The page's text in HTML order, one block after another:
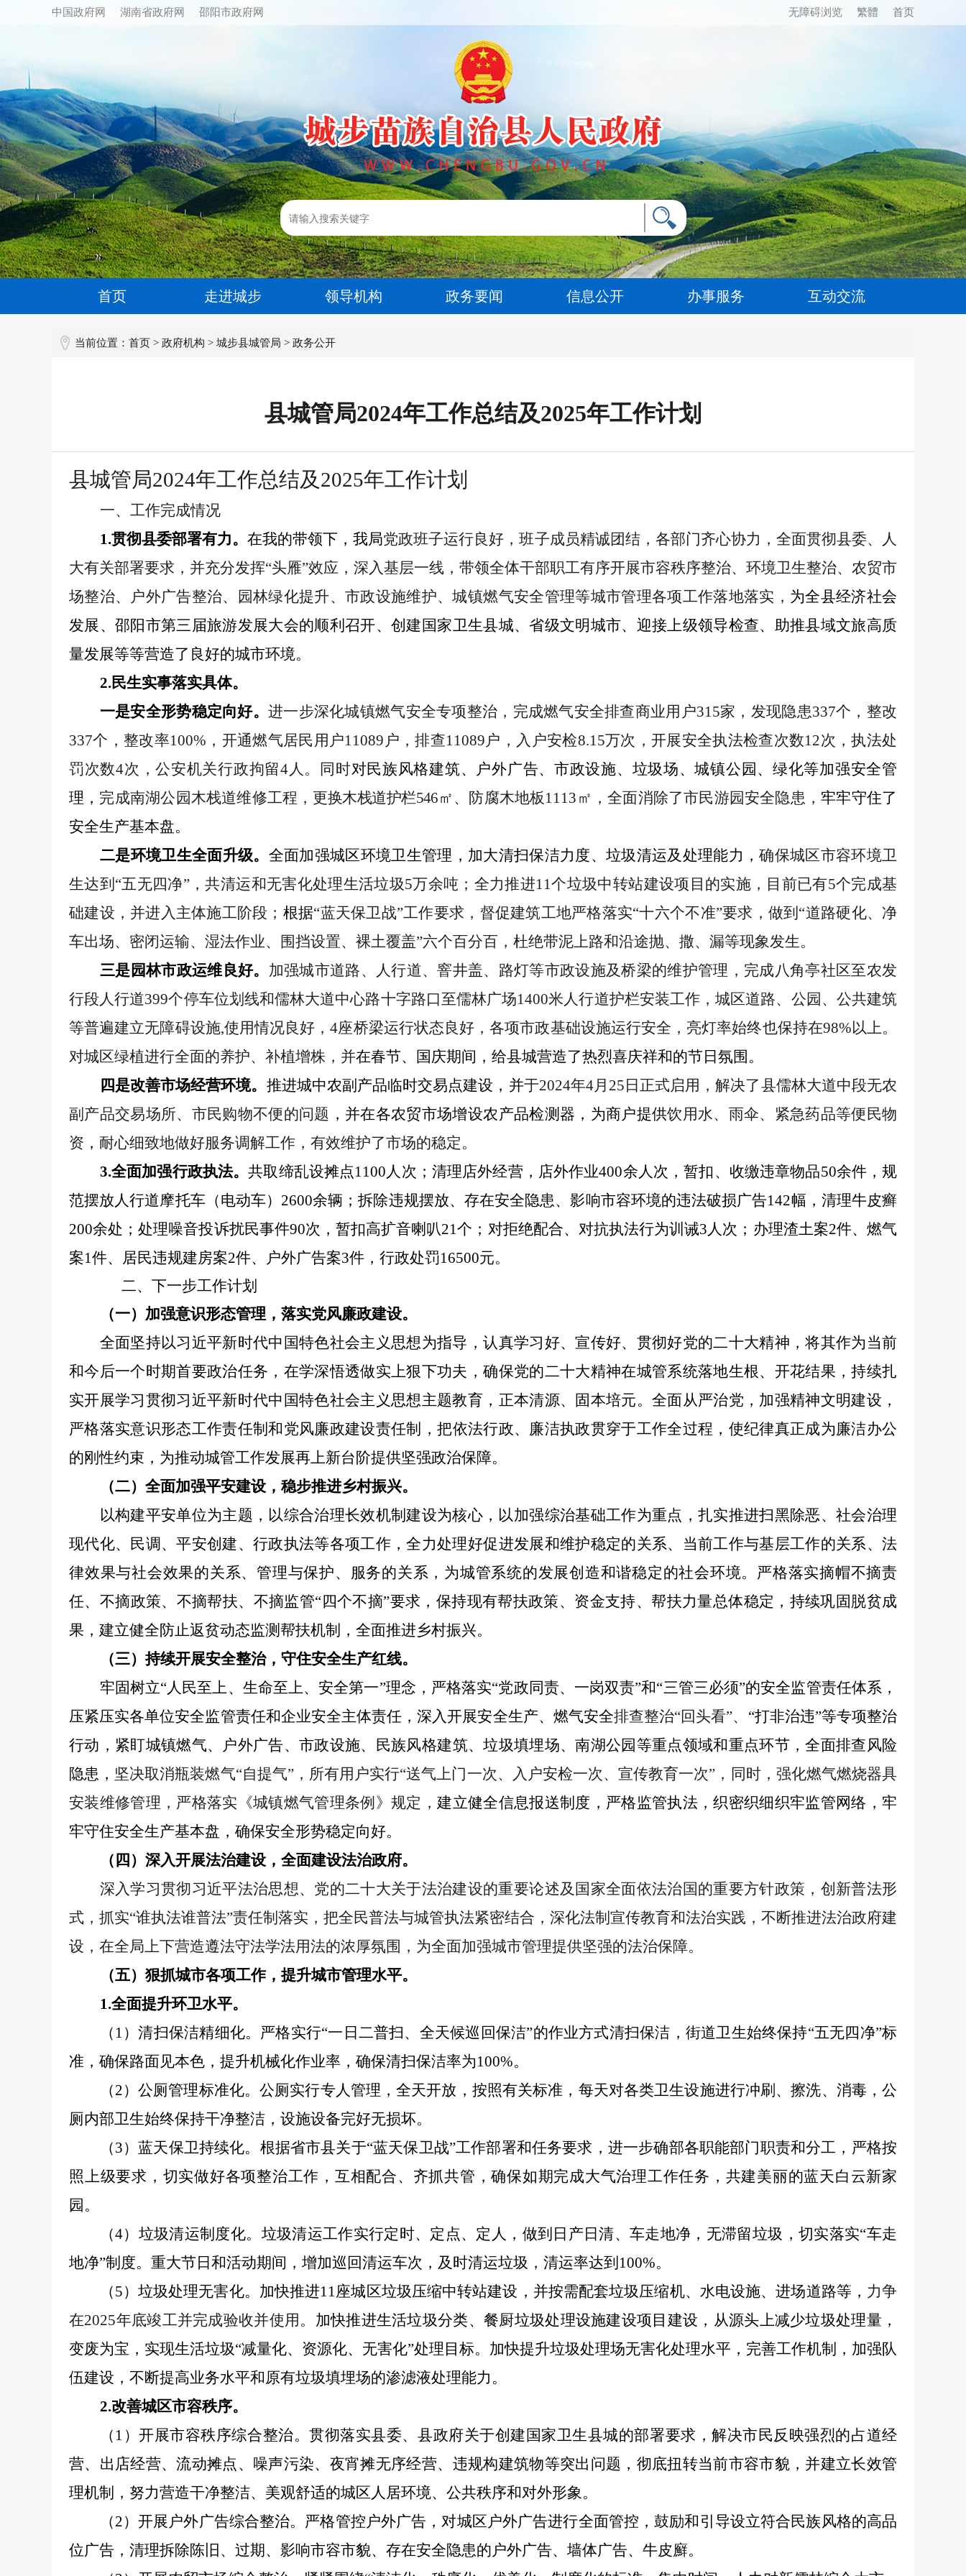
中国政府网 湖南省政府网 邵阳市政府网 首页
繁體
无障碍浏览
首页 走进城步 领导机构 政务要闻 信息公开 办事服务 互动交流
当前位置： 首页 > 政府机构 > 城步县城管局 > 政务公开
县城管局2024年工作总结及2025年工作计划
县城管局2024年工作总结及2025年工作计划
一、 工作完成情况
1.贯彻县委部署有力。在我的带领下，我局党政班子运行良好，班子成员精诚团结，各部门齐心协力，全面贯彻县委、人
大有关部署要求，并充分发挥“头雁”效应，深入基层一线，带领全体干部职工有序开展市容秩序整治、环境卫生整治、农贸市
场整治、户外广告整治、园林绿化提升、市政设施维护、城镇燃气安全管理等城市管理各项工作落地落实， 为全县经济社会
发展、邵阳市第三届旅游发展大会的顺利召开、创建国家卫生县城、省级文明城市、迎接上级领导检查、助推县域文旅高质
量发展等等营造了 良好的城市环境。
2.民生实事落实具体。
一是安全形势稳定向好。 进一步深化城镇燃气安全专项整治，完成燃气安全排查商业用户315家，发现隐患337个，整改
337个，整改率100%，开通燃气居民用户11089户，排查11089户，入户安检8.15万次，开展安全执法检查次数12次，执法处
罚次数4次，公安机关行政拘留4人。同时对民族风格建筑、户外广告、市政设施、垃圾场、城镇公园、绿化等加强安全管
理， 完成南湖公园木栈道维修工程， 更换木栈道护栏546㎡、防腐木地板1113㎡，全面消除了市民游园安全隐患，牢牢守住了
安全生产基本盘。
二是环境卫生全面升级。 全面加强城区环境卫生管理，加大清扫保洁力度、垃圾清运及处理能力，确保城区市容环境卫
生达到 “五无四净”，共清运和无害化处理生活垃圾5万余吨 ；全力推进11个垃圾中转站建设项目的实施，目前已有5个完成基
础建设，并进入主体施工阶段； 根据“蓝天保卫战”工作要求 ， 督促建筑工地严格落实“十六个不准”要求，做到“道路硬化、净
车出场、密闭运输、湿法作业、围挡设置、裸土覆盖”六个百分百 ， 杜绝带泥上路和沿途抛、撒、漏等现象发生。
三是园林市政运维良好。 加强城市道路、人行道、窨井盖、路灯等市政设施及桥梁的维护管理，完成八角亭社区至农发
行段人行道399个停车位划线和儒林大道中心路十字路口至儒林广场1400米人行道护栏安装工作，城区道路、公园、公共建筑
等普遍建立无障碍设施,使用情况良好 ，4座桥梁运行状态良好，各项市政基础设施运行安全 ， 亮灯率始终也保持在98%以上。
对城区绿植进行全面的养护、补植增株 ， 并在春节、 国庆期间， 给县城营造了热烈喜庆祥和的节日氛围 。
四是改善市场经营环境。 推进城中农副产品临时交易点建设，并于2024年4月25日正式启用，解决了县儒林大道中段无农
副产品交易场所、市民购物不便的问题 ，并在各农贸市场增设农产品检测器，为商户提供饮用水、雨伞、紧急药品等便民物
资 ， 耐心细致地做好服务调解工作，有效维护了市场的稳定。
3.全面加强行政执法。共取缔乱设摊点1100人次；清理店外经营，店外作业400余人次 ，暂扣、收缴违章物品50余件，规
范摆放人行道摩托车（电动车）2600余辆；拆除违规摆放、 存在安全隐患、影响市容环境的违法破损广告142幅，清理牛皮癣
200余处；处理噪音投诉扰民事件90次，暂扣高扩音喇叭21个； 对拒绝配合、对抗执法行为训诫3人次；办理渣土案2件、燃气
案1件、居民违规建房案2件、户外广告案3件，行政处罚16500元。
二、下一步工作计划
（一）加强意识形态管理 ， 落实党风廉政建设。
全面坚持以习近平新时代中国特色社会主义思想为指导，认真学习好、宣传好、贯彻好党的二十大精神，将其作为当前
和今后一个时期首要政治任务，在学深悟透做实上狠下功夫，确保党的二十大精神在城管系统落地生根、开花结果 ，持续扎
实开展学习贯彻习近平新时代中国特色社会主义思想主题教育，正本清源、固本培元。 全面从严治党，加强精神文明建设，
严格落实意识形态工作责任制和党风廉政建设责任制，把依法行政、廉洁执政贯穿于工作全过程 ，使纪律真正成为廉洁办公
的刚性约束 ，为推动城管工作发展再上新台阶提供坚强政治保障。
（二）全面加强平安建设，稳步推进乡村振兴。
以构建平安单位为主题，以综合治理长效机制建设为核心，以加强综治基础工作为重点，扎实推进扫黑除恶、社会治理
现代化、民调、平安创建、行政执法等各项工作，全力处理好促进发展和维护稳定的关系、当前工作与基层工作的关系、法
律效果与社会效果的关系、管理与保护、服务的关系，为城管系统的发展创造和谐稳定的社会环境。 严格落实摘帽不摘责
任、不摘政策、不摘帮扶、不摘监管“四个不摘”要求，保持现有帮扶政策、资金支持、帮扶力量总体稳定，持续巩固脱贫成
果，建立健全防止返贫动态监测帮扶机制，全面推进乡村振兴。
（三）持续开展安全整治，守住安全生产红线。
牢固树立“人民至上、生命至上、安全第一”理念， 严格落实“党政同责、一岗双责”和“三管三必须”的安全监管责任体系，
压紧压实各单位安全监管责任和企业安全主体责任 ，深入开展安全生产、 燃气安全排查整治“回头看”、 “打非治违”等专项整治
行动 ， 紧盯城镇燃气、户外广告、市政设施、民族风格建筑、垃圾填埋场、南湖公园等重点领域和重点环节，全面排查风险
隐患， 坚决取消瓶装燃气“自提气”， 所有用户实行“送气上门一次、入户安检一次、宣传教育一次”， 同时， 强化燃气燃烧器具
安装维修管理， 严格落实《城镇燃气管理条例》规定，建立健全信息报送制度 ，严格监管执法，织密织细织牢监管网络 ，牢
牢守住安全生产基本盘 ， 确保安全形势稳定向好。
（四）深入开展法治建设，全面建设法治政府。
深入学习贯彻习近平法治思想、党的二十大关于法治建设的重要论述及国家全面依法治国的重要方针政策，创新普法形
式，抓实“谁执法谁普法”责任制落实，把全民普法与城管执法紧密结合，深化法制宣传教育和法治实践，不断推进法治政府建
设，在全局上下营造遵法守法学法用法的浓厚氛围，为全面加强城市管理提供坚强的法治保障。
（五）狠抓城市各项工作，提升城市管理水平。
1.全面提升环卫水平。
（ 1）清扫保洁精细化。严格实行“一日二普扫、全天候巡回保洁”的作业方式清扫保洁，街道卫生始终保持“五无四净”标
准，确保路面见本色，提升机械化作业率，确保清扫保洁率为100%。
（2）公厕管理标准化。公厕实行专人管理，全天开放，按照有关标准，每天对各类卫生设施进行冲刷、擦洗、消毒，公
厕内部卫生始终保持干净整洁 ， 设施设备完好无损坏。
（3）蓝天保卫持续化。 根据省市县关于“蓝天保卫战”工作部署和任务要求，进一步确部各职能部门职责和分工，严格按
照上级要求，切实做好各项整治工作，互相配合、齐抓共管，确保如期完成大气治理工作任务，共建美丽的蓝天白云新家
园。
（4）垃圾清运制度化。 垃圾清运工作实行定时、定点、定人，做到日产日清、车走地净，无滞留垃圾，切实落实“车走
地净”制度。重大节日和活动期间，增加巡回清运车次，及时清运垃圾，清运率达到100%。
（5）垃圾处理无害化。 加快推进11座城区垃圾压缩中转站建设，并按需配套垃圾压缩机、水电设施、进场道路等， 力争
在2025年底竣工并完成验收并使用。 加快推进生活垃圾分类、餐厨垃圾处理设施建设项目建设，从源头上减少垃圾处理量，
变废为宝，实现生活垃圾“减量化、资源化、无害化”处理目标。 加快提升垃圾处理场无害化处理水平，完善工作机制， 加强队
伍建设 ， 不断提高业务水平和原有垃圾填埋场的渗滤液处理能力。
2.改善城区市容秩序。
（ 1）开展市容秩序综合整治。贯彻落实县委、 县政府关于创建 国家卫生县城的部署要求，解决市民反映强烈的占道经
营、 出店经营、流动摊点 、 噪声污染、夜宵摊无序经营、违规构建筑物等突出问题 ， 彻底扭转当前市容市貌， 并建立长效管
理机制， 努力营造干净整洁、美观舒适的城区人居环境、公共秩序和对外形象。
（2）开展户外广告综合整治。严格管控户外广告，对城区户外广告进行全面管控，鼓励和引导设立符合民族风格的高品
位广告，清理拆除陈旧、过期、影响市容市貌、存在安全隐患的户外广告、墙体广告、牛皮廯。